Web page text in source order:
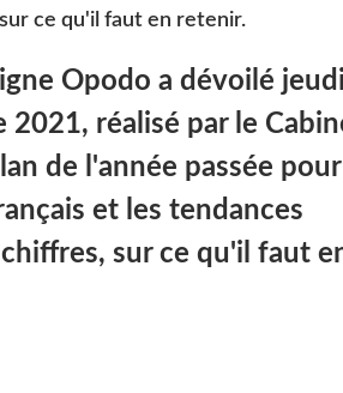
ce qu'il faut en retenir.
Opodo a dévoilé jeudi
réalisé par le
de l'année passée
et les tendances
sur ce qu'il faut